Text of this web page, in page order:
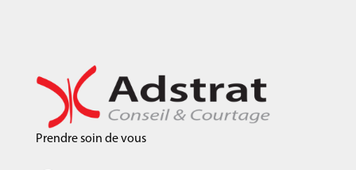
Prendre soin de vous